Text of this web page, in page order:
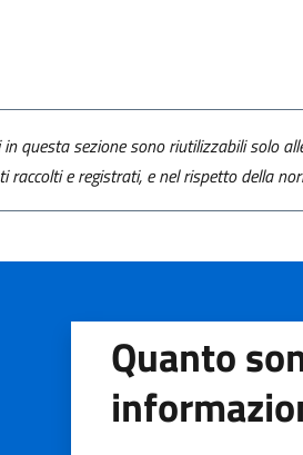
questa sezione sono riutilizzabili solo
raccolti e registrati, e nel rispetto della
Quanto